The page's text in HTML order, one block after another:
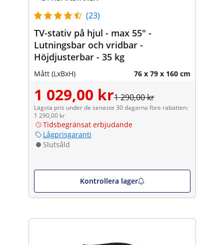
(23)
TV-stativ på hjul - max 55" -
Lutningsbar och vridbar -
Höjdjusterbar - 35 kg
Mått (LxBxH) 76 x 79 x 160 cm
1 029,00 kr1 290,00 kr
Lägsta pris under de senaste 30 dagarna före rabatten:
1 290,00 kr
Tidsbegränsat erbjudande
Lågprisgaranti
Slutsåld
Kontrollera lager